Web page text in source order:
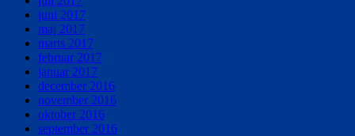
juni 2017
maj 2017
marts 2017
februar 2017
januar 2017
december 2016
november 2016
oktober 2016
september 2016